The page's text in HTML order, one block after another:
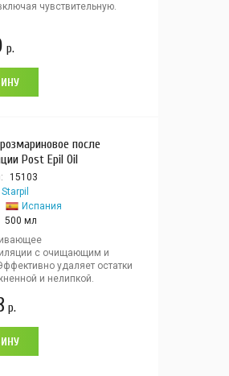
чувствительную.
р.
после
Post Epil Oil
15103
Starpil
Испания
500 мл
с очищающим и
удаляет остатки
и нелипкой.
р.